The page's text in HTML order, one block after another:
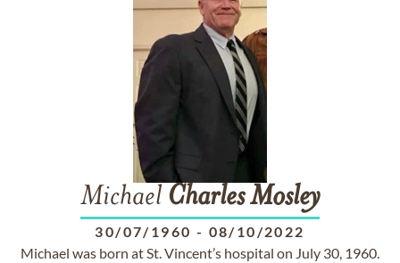
Michael CharlesMosley
30/07/1960 - 08/10/2022
Michael was born at St. Vincent’s hospital on July 30, 1960.